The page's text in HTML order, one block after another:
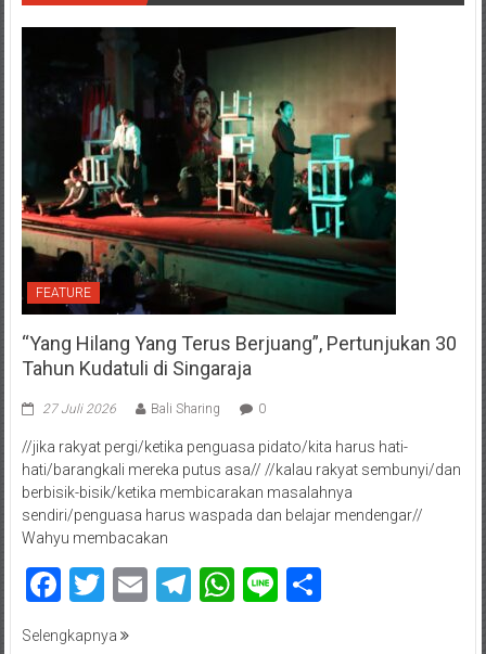
FEATURE
“Yang Hilang Yang Terus Berjuang”, Pertunjukan 30
Tahun Kudatuli di Singaraja
27 Juli 2026 Bali Sharing 0
//jika rakyat pergi/ketika penguasa pidato/kita harus hati-
hati/barangkali mereka putus asa// //kalau rakyat sembunyi/dan
berbisik-bisik/ketika membicarakan masalahnya
sendiri/penguasa harus waspada dan belajar mendengar//
Wahyu membacakan
Facebook
Twitter
EmailTelegram
WhatsApp
Line
Selengkapnya